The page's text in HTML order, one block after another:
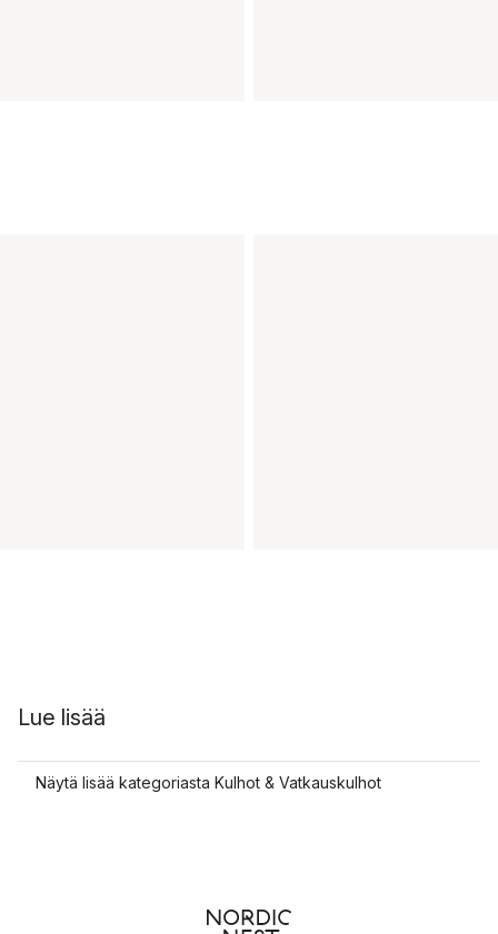
Lue lisää
Näytä lisää kategoriasta Kulhot & Vatkauskulhot